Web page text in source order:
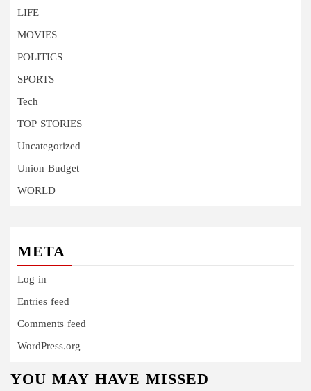
LIFE
MOVIES
POLITICS
SPORTS
Tech
TOP STORIES
Uncategorized
Union Budget
WORLD
META
Log in
Entries feed
Comments feed
WordPress.org
YOU MAY HAVE MISSED